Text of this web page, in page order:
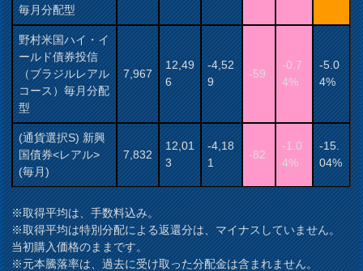
毎月分配型
野村米国ハイ・イ
ールド債券投信
（ブラジルレアル
コース）毎月分配
型
7,967
12,49
6
-4,52
9
-59
-0.7
4%
-5.0
4%
(通貨選択S) 新興
国債券<レアル>
(毎月)
7,832
12,01
3
-4,18
1
-82
-1.0
4%
-15.
04%
※取得平均は、手数料込み。
※取得平均は特別分配による返還分は、マイナスしていません。
当初購入価格のままです。
※元本騰落率は、過去に受け取った分配金は含まれません。